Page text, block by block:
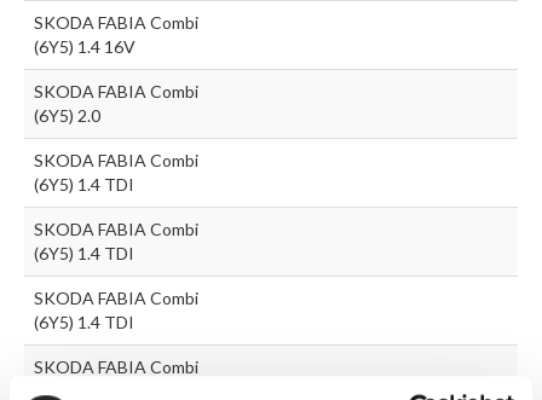
SKODA FABIA Combi
(6Y5) 1.4 16V
SKODA FABIA Combi
(6Y5) 2.0
SKODA FABIA Combi
(6Y5) 1.4 TDI
SKODA FABIA Combi
(6Y5) 1.4 TDI
SKODA FABIA Combi
(6Y5) 1.4 TDI
SKODA FABIA Combi
(6Y5) 1.9 SDI